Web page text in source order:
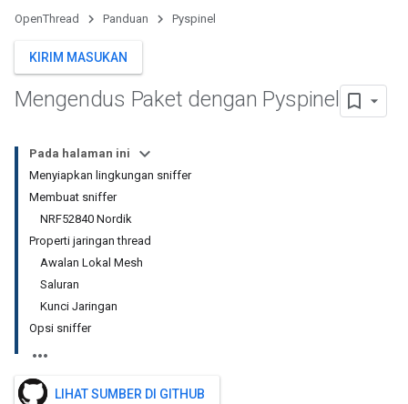
OpenThread Panduan Pyspinel
KIRIM MASUKAN
Mengendus Paket dengan Pyspinel
Pada halaman ini
Menyiapkan lingkungan sniffer
Membuat sniffer
NRF52840 Nordik
Properti jaringan thread
Awalan Lokal Mesh
Saluran
Kunci Jaringan
Opsi sniffer
LIHAT SUMBER DI GITHUB